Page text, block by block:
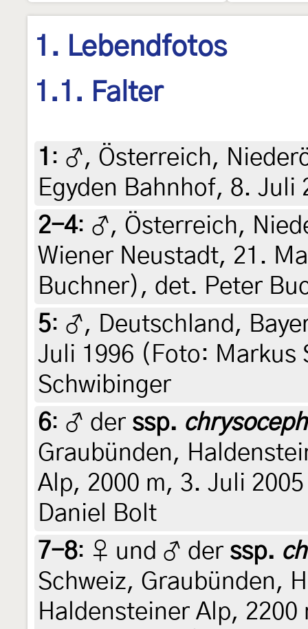
1. Lebendfotos
1.1. Falter
1 : ♂, Österreich,
Egyden Bahnhof, 8.
2-4: ♂, Österreich,
Wiener Neustadt, 21.
Buchner), det. Peter
5: ♂, Deutschland,
Juli 1996 (Foto:
Schwibinger
6: ♂ der ssp.
Graubünden,
Alp, 2000 m, 3. Juli
Daniel Bolt
7-8: ♀ und ♂ der ssp.
Schweiz, Graubünden,
Haldensteiner Alp,